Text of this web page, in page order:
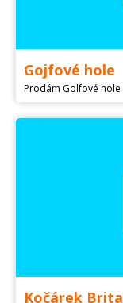
Gojfové hole
Prodám Golfové hole